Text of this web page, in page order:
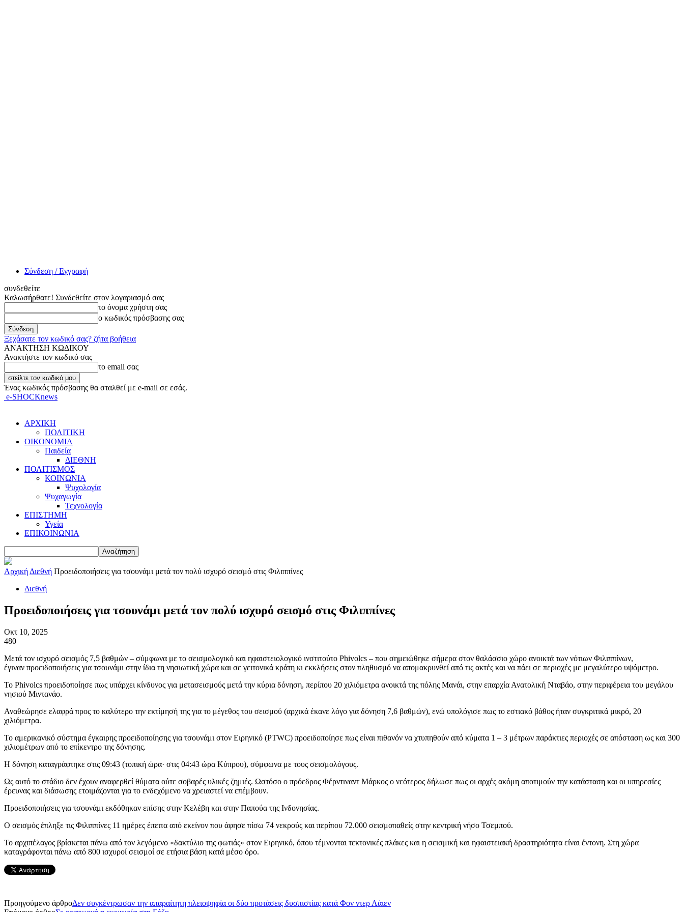
Σύνδεση / Εγγραφή
συνδεθείτε
Καλωσήρθατε! Συνδεθείτε στον λογαριασμό σας
το όνομα χρήστη σας
ο κωδικός πρόσβασης σας
Ξεχάσατε τον κωδικό σας? ζήτα βοήθεια
ΑΝΑΚΤΗΣΗ ΚΩΔΙΚΟΥ
Ανακτήστε τον κωδικό σας
το email σας
Ένας κωδικός πρόσβασης θα σταλθεί με e-mail σε εσάς.
e-SHOCKnews
ΑΡΧΙΚΗ
ΠΟΛΙΤΙΚΗ
ΟΙΚΟΝΟΜΙΑ
Παιδεία
ΔΙΕΘΝΗ
ΠΟΛΙΤΙΣΜΟΣ
ΚΟΙΝΩΝΙΑ
Ψυχολογία
Ψυχαγωγία
Τεχνολογία
ΕΠΙΣΤΗΜΗ
Υγεία
ΕΠΙΚΟΙΝΩΝΙΑ
Αρχική Διεθνή Προειδοποιήσεις για τσουνάμι μετά τον πολύ ισχυρό σεισμό στις Φιλιππίνες
Διεθνή
Προειδοποιήσεις για τσουνάμι μετά τον πολύ ισχυρό σεισμό στις Φιλιππίνες
Οκτ 10, 2025
480
Μετά τον ισχυρό σεισμός 7,5 βαθμών – σύμφωνα με το σεισμολογικό και ηφαιστειολογικό ινστιτούτο Phivolcs – που σημειώθηκε σήμερα στον θαλάσσιο χώρο ανοικτά των νότιων Φιλιππίνων,
έγιναν προειδοποιήσεις για τσουνάμι στην ίδια τη νησιωτική χώρα και σε γειτονικά κράτη κι εκκλήσεις στον πληθυσμό να απομακρυνθεί από τις ακτές και να πάει σε περιοχές με μεγαλύτερο υψόμετρο.
Το Phivolcs προειδοποίησε πως υπάρχει κίνδυνος για μετασεισμούς μετά την κύρια δόνηση, περίπου 20 χιλιόμετρα ανοικτά της πόλης Μανάι, στην επαρχία Ανατολική Νταβάο, στην περιφέρεια του μεγάλου
νησιού Μιντανάο.
Αναθεώρησε ελαφρά προς το καλύτερο την εκτίμησή της για το μέγεθος του σεισμού (αρχικά έκανε λόγο για δόνηση 7,6 βαθμών), ενώ υπολόγισε πως το εστιακό βάθος ήταν συγκριτικά μικρό, 20
χιλιόμετρα.
Το αμερικανικό σύστημα έγκαιρης προειδοποίησης για τσουνάμι στον Ειρηνικό (PTWC) προειδοποίησε πως είναι πιθανόν να χτυπηθούν από κύματα 1 – 3 μέτρων παράκτιες περιοχές σε απόσταση ως και 300
χιλιομέτρων από το επίκεντρο της δόνησης.
Η δόνηση καταγράφτηκε στις 09:43 (τοπική ώρα· στις 04:43 ώρα Κύπρου), σύμφωνα με τους σεισμολόγους.
Ως αυτό το στάδιο δεν έχουν αναφερθεί θύματα ούτε σοβαρές υλικές ζημιές. Ωστόσο ο πρόεδρος Φέρντιναντ Μάρκος ο νεότερος δήλωσε πως οι αρχές ακόμη αποτιμούν την κατάσταση και οι υπηρεσίες
έρευνας και διάσωσης ετοιμάζονται για το ενδεχόμενο να χρειαστεί να επέμβουν.
Προειδοποιήσεις για τσουνάμι εκδόθηκαν επίσης στην Κελέβη και στην Παπούα της Ινδονησίας.
Ο σεισμός έπληξε τις Φιλιππίνες 11 ημέρες έπειτα από εκείνον που άφησε πίσω 74 νεκρούς και περίπου 72.000 σεισμοπαθείς στην κεντρική νήσο Τσεμπού.
Το αρχιπέλαγος βρίσκεται πάνω από τον λεγόμενο «δακτύλιο της φωτιάς» στον Ειρηνικό, όπου τέμνονται τεκτονικές πλάκες και η σεισμική και ηφαιστειακή δραστηριότητα είναι έντονη. Στη χώρα
καταγράφονται πάνω από 800 ισχυροί σεισμοί σε ετήσια βάση κατά μέσο όρο.
Προηγούμενο άρθροΔεν συγκέντρωσαν την απαραίτητη πλειοψηφία οι δύο προτάσεις δυσπιστίας κατά Φον ντερ Λάιεν